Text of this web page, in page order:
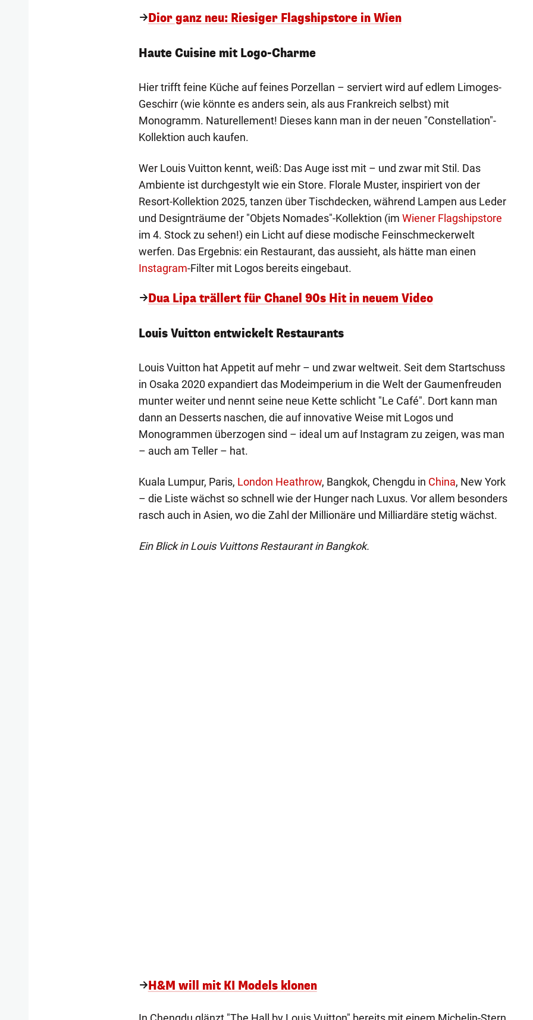
Dior ganz neu: Riesiger Flagshipstore in Wien
Haute Cuisine mit Logo-Charme
Hier trifft feine Küche auf feines Porzellan – serviert wird auf edlem Limoges-
Geschirr (wie könnte es anders sein, als aus Frankreich selbst) mit
Monogramm. Naturellement! Dieses kann man in der neuen "Constellation"-
Kollektion auch kaufen.
Wer Louis Vuitton kennt, weiß: Das Auge isst mit – und zwar mit Stil. Das
Ambiente ist durchgestylt wie ein Store. Florale Muster, inspiriert von der
Resort-Kollektion 2025, tanzen über Tischdecken, während Lampen aus Leder
und Designträume der "Objets Nomades"-Kollektion (im Wiener Flagshipstore
im 4. Stock zu sehen!) ein Licht auf diese modische Feinschmeckerwelt
werfen. Das Ergebnis: ein Restaurant, das aussieht, als hätte man einen
Instagram-Filter mit Logos bereits eingebaut.
Dua Lipa trällert für Chanel 90s Hit in neuem Video
Louis Vuitton entwickelt Restaurants
Louis Vuitton hat Appetit auf mehr – und zwar weltweit. Seit dem Startschuss
in Osaka 2020 expandiert das Modeimperium in die Welt der Gaumenfreuden
munter weiter und nennt seine neue Kette schlicht "Le Café". Dort kann man
dann an Desserts naschen, die auf innovative Weise mit Logos und
Monogrammen überzogen sind – ideal um auf Instagram zu zeigen, was man
– auch am Teller – hat.
Kuala Lumpur, Paris, London Heathrow, Bangkok, Chengdu in China, New York
– die Liste wächst so schnell wie der Hunger nach Luxus. Vor allem besonders
rasch auch in Asien, wo die Zahl der Millionäre und Milliardäre stetig wächst.
Ein Blick in Louis Vuittons Restaurant in Bangkok.
H&M will mit KI Models klonen